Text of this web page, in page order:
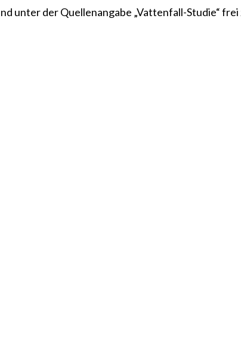
unter der Quellenangabe „Vattenfall-Studie“